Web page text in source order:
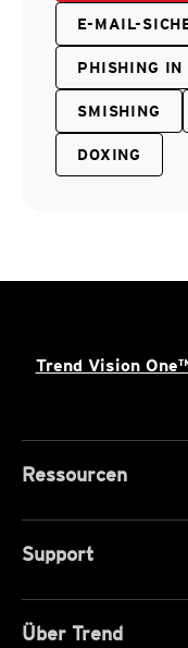
E-MAIL-
PHISHING
SMISHING
DOXING
Trend Vision
Ressourcen
Support
Über Trend